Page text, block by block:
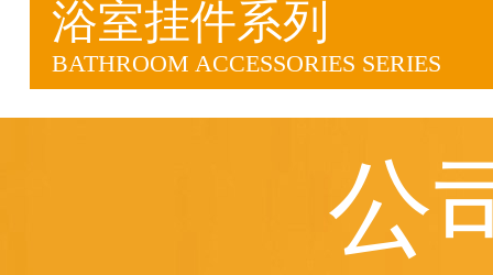
浴室挂件系列
BATHROOM ACCESSORIES SERIES
公